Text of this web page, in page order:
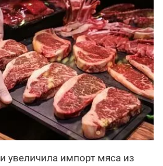
увеличила импорт мяса из